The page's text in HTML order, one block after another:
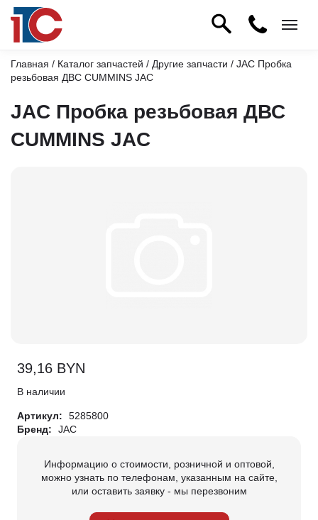
Главная / Каталог запчастей / Другие запчасти / JAC Пробка
резьбовая ДВС CUMMINS JAC
JAC Пробка резьбовая ДВС
CUMMINS JAC
39,16 BYN
В наличии
Артикул:
5285800
Бренд:
JAC
Информацию о стоимости, розничной и оптовой,
можно узнать по телефонам, указанным на сайте,
или оставить заявку - мы перезвоним